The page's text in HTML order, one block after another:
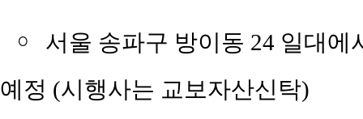
￮
서울 송파구 방이동 24 일대
예정 (시행사는 교보자산신탁)